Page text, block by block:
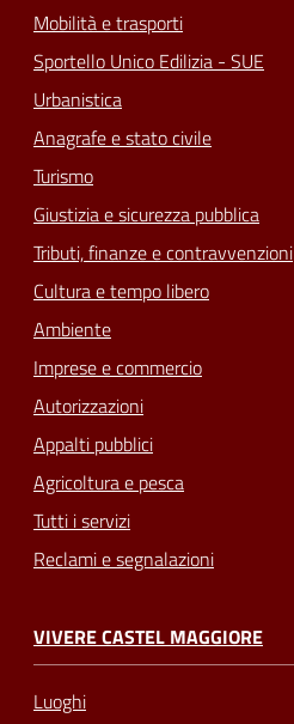
Mobilità e trasporti
Sportello Unico Edilizia - SUE
Urbanistica
Anagrafe e stato civile
Turismo
Giustizia e sicurezza pubblica
Tributi, finanze e contravvenzioni
Cultura e tempo libero
Ambiente
Imprese e commercio
Autorizzazioni
Appalti pubblici
Agricoltura e pesca
Tutti i servizi
Reclami e segnalazioni
VIVERE CASTEL MAGGIORE
Luoghi